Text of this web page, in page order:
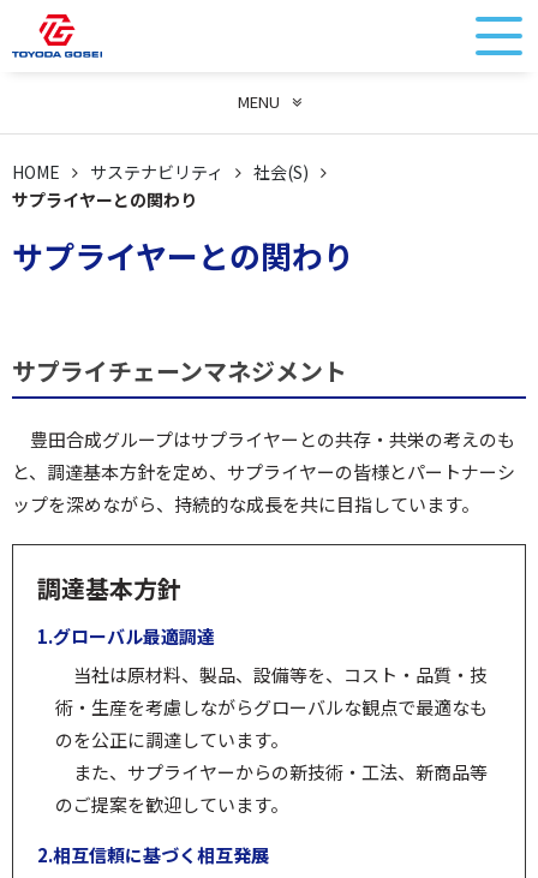
MENU
HOME サステナビリティ
社会(S)
サプライヤーとの関わり
サプライヤーとの関わり
サプライチェーンマネジメント
豊田合成グループはサプライヤーとの共存・共栄の考えのも
と、調達基本方針を定め、サプライヤーの皆様とパートナーシ
ップを深めながら、持続的な成長を共に目指しています。
調達基本方針
1.グローバル最適調達
当社は原材料、製品、設備等を、コスト・品質・技
術・生産を考慮しながらグローバルな観点で最適なも
のを公正に調達しています。
また、サプライヤーからの新技術・工法、新商品等
のご提案を歓迎しています。
2.相互信頼に基づく相互発展